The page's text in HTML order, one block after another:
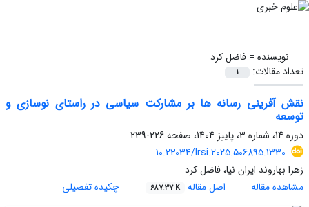
نویسنده =فاضل کرد
تعداد مقالات:
1
نقش آفرینی رسانه ها بر مشارکت سیاسی در راستای نوسازی و
توسعه
دوره 14، شماره 3، پاییز 1404، صفحه
226-239
10.22034/lrsi.2025.506895.1330
زهرا بهاروند ایران نیا، فاضل کرد
مشاهده مقاله
اصل مقاله 687.37 K چکیده تفصیلی